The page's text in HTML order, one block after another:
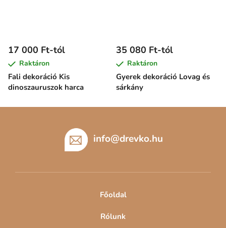
Fali dekoráció Kis
dinoszauruszok harca
17 000 Ft-tól
Raktáron
Gyerek dekoráció Lovag és
sárkány
35 080 Ft-tól
Raktáron
info@drevko.hu
Főoldal
Rólunk